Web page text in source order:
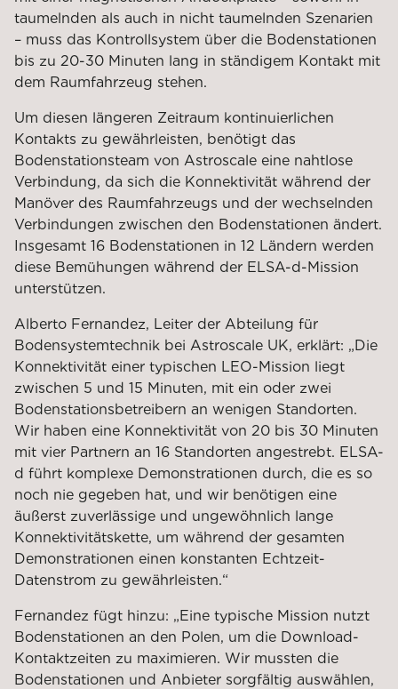
taumelnden als auch in nicht taumelnden Szenarien
– muss das Kontrollsystem über die Bodenstationen
bis zu 20-30 Minuten lang in ständigem Kontakt mit
dem Raumfahrzeug stehen.
Um diesen längeren Zeitraum kontinuierlichen
Kontakts zu gewährleisten, benötigt das
Bodenstationsteam von Astroscale eine nahtlose
Verbindung, da sich die Konnektivität während der
Manöver des Raumfahrzeugs und der wechselnden
Verbindungen zwischen den Bodenstationen ändert.
Insgesamt 16 Bodenstationen in 12 Ländern werden
diese Bemühungen während der ELSA-d-Mission
unterstützen.
Alberto Fernandez, Leiter der Abteilung für
Bodensystemtechnik bei Astroscale UK, erklärt: „Die
Konnektivität einer typischen LEO-Mission liegt
zwischen 5 und 15 Minuten, mit ein oder zwei
Bodenstationsbetreibern an wenigen Standorten.
Wir haben eine Konnektivität von 20 bis 30 Minuten
mit vier Partnern an 16 Standorten angestrebt. ELSA-
d führt komplexe Demonstrationen durch, die es so
noch nie gegeben hat, und wir benötigen eine
äußerst zuverlässige und ungewöhnlich lange
Konnektivitätskette, um während der gesamten
Demonstrationen einen konstanten Echtzeit-
Datenstrom zu gewährleisten.“
Fernandez fügt hinzu: „Eine typische Mission nutzt
Bodenstationen an den Polen, um die Download-
Kontaktzeiten zu maximieren. Wir mussten die
Bodenstationen und Anbieter sorgfältig auswählen,